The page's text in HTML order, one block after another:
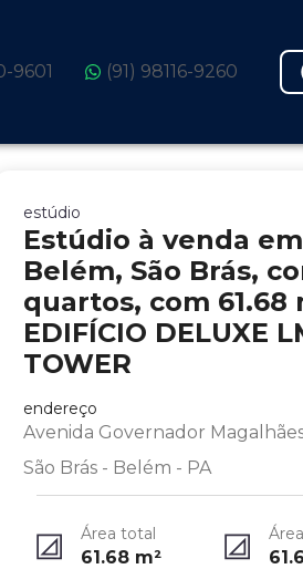
9601 (91) 98116-9260
estúdio
Estúdio à venda em
Belém, São Brás,
quartos, com 61.68
EDIFÍCIO DELUXE
TOWER
endereço
Avenida Governador
São Brás - Belém - PA
Área total
61.68m²